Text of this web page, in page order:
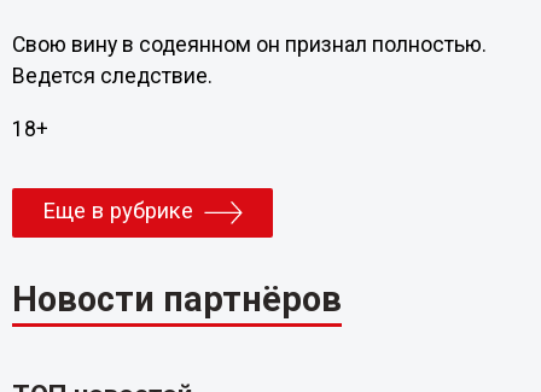
Свою вину в содеянном он признал полностью.
Ведется следствие.
18+
Еще в рубрике
Новости партнёров